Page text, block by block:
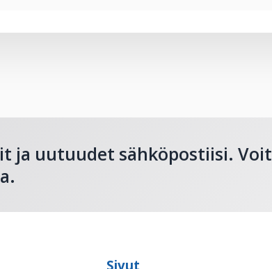
ja uutuudet sähköpostiisi. Voit
Sivut